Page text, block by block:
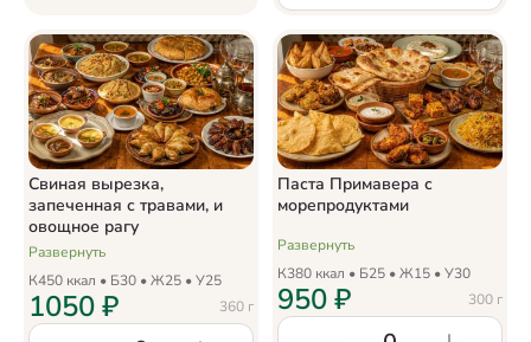
Свиная вырезка,
запеченная с травами, и
овощное рагу
Развернуть
К450 ккал • Б30 • Ж25 • У25
360 г
1050₽
Паста Примавера с
морепродуктами
Развернуть
К380 ккал • Б25 • Ж15 • У30
300 г
950₽